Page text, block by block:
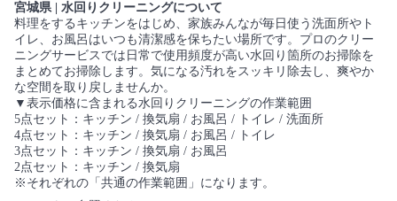
宮城県 | 水回りクリーニングについて
料理をするキッチンをはじめ、家族みんなが毎日使う洗面所やト
イレ、お風呂はいつも清潔感を保ちたい場所です。プロのクリー
ニングサービスでは日常で使用頻度が高い水回り箇所のお掃除を
まとめてお掃除します。気になる汚れをスッキリ除去し、爽やか
な空間を取り戻しませんか。
▼表示価格に含まれる水回りクリーニングの作業範囲
5点セット：キッチン / 換気扇 / お風呂 / トイレ / 洗面所
4点セット：キッチン / 換気扇 / お風呂 / トイレ
3点セット：キッチン / 換気扇 / お風呂
2点セット：キッチン / 換気扇
※それぞれの「共通の作業範囲」になります。